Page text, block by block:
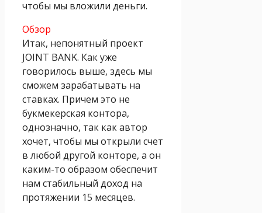
чтобы мы вложили деньги.
Обзор
Итак, непонятный проект
JOINT BANK. Как уже
говорилось выше, здесь мы
сможем зарабатывать на
ставках. Причем это не
букмекерская контора,
однозначно, так как автор
хочет, чтобы мы открыли счет
в любой другой конторе, а он
каким-то образом обеспечит
нам стабильный доход на
протяжении 15 месяцев.